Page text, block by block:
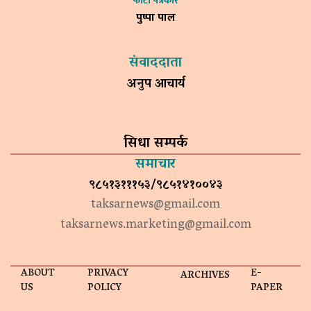
पुष्पा पाल
संवाददाता
अनुप आचार्य
सिधा सम्पर्क
समाचार
९८५१३१११५३/९८५१४१००४३
taksarnews@gmail.com
taksarnews.marketing@gmail.com
ABOUT
US
PRIVACY
POLICY
ARCHIVES E-
PAPER